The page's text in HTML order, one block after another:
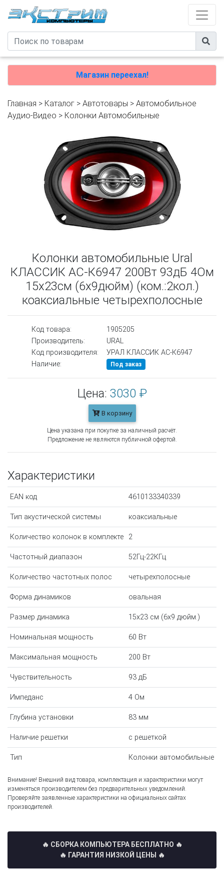
Магазин переехал!
Главная > Каталог > Автотовары > Автомобильное
Аудио-Видео > Колонки Автомобильные
Колонки автомобильные Ural
КЛАССИК АС-К6947 200Вт 93дБ 4Ом
15x23см (6x9дюйм) (ком.:2кол.)
коаксиальные четырехполосные
Код товара:
1905205
Производитель:
URAL
Код производителя:
УРАЛ КЛАССИК АС-К6947
Наличие:
Под заказ
Цена: 3030 ₽
В корзину
Цена указана при покупке за наличный расчёт.
Предложение не являются публичной офертой.
Характеристики
EAN код 4610133340339
Тип акустической системы коаксиальные
Количество колонок в комплекте 2
Частотный диапазон 52Гц-22КГц
Количество частотных полос четырехполосные
Форма динамиков овальная
Размер динамика 15x23 см (6x9 дюйм.)
Номинальная мощность 60 Вт
Максимальная мощность 200 Вт
Чувствительность 93 дБ
Импеданс 4 Ом
Глубина установки 83 мм
Наличие решетки с решеткой
Тип Колонки автомобильные
Внимание! Внешний вид товара, комплектация и характеристики могут
изменяться производителем без предварительных уведомлений.
Проверяйте заявленные характеристики на официальных сайтах
производителей.
🔥 СБОРКА КОМПЬЮТЕРА БЕСПЛАТНО 🔥
🔥 ГАРАНТИЯ НИЗКОЙ ЦЕНЫ 🔥